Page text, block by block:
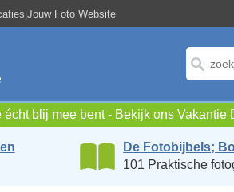
|Jouw Foto Website
écht blij mee bent - Bekijk ons Vakantie
De Fotobijbels;
101 Praktische